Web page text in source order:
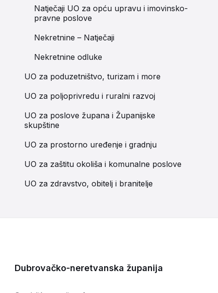
Natječaji UO za opću upravu i imovinsko-
pravne poslove
Nekretnine – Natječaji
Nekretnine odluke
UO za poduzetništvo, turizam i more
UO za poljoprivredu i ruralni razvoj
UO za poslove župana i Županijske
skupštine
UO za prostorno uređenje i gradnju
UO za zaštitu okoliša i komunalne poslove
UO za zdravstvo, obitelj i branitelje
Dubrovačko-neretvanska županija